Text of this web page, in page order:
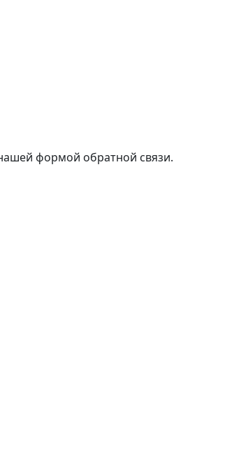
формой обратной связи.